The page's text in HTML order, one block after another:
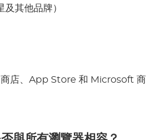
其他品牌）
商店、App Store 和 Microsoft 商